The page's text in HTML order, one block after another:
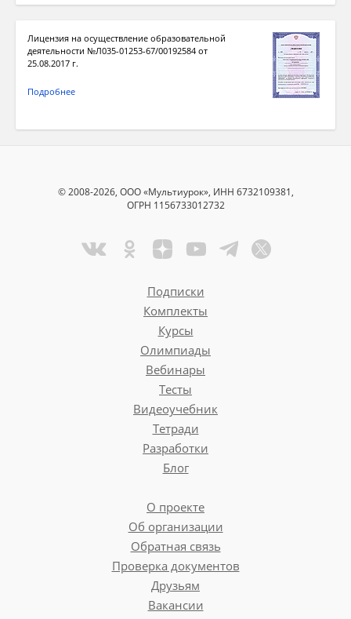
Лицензия на осуществление образовательной
деятельности №Л035-01253-67/00192584 от
25.08.2017 г.
Подробнее
© 2008-2026, ООО «Мультиурок», ИНН 6732109381,
ОГРН 1156733012732
Подписки
Комплекты
Курсы
Олимпиады
Вебинары
Тесты
Видеоучебник
Тетради
Разработки
Блог
О проекте
Об организации
Обратная связь
Проверка документов
Друзьям
Вакансии